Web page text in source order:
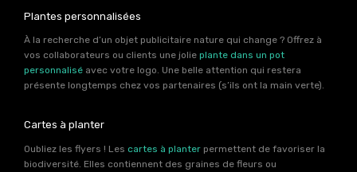
Plantes personnalisées
À la recherche d’un objet publicitaire nature qui change ? Offrez à
vos collaborateurs ou clients une jolie plante dans un pot
personnalisé avec votre logo. Une belle attention qui restera
présente longtemps chez vos partenaires (s’ils ont la main verte).
Cartes à planter
Oubliez les flyers ! Les cartes à planter permettent de favoriser la
biodiversité. Elles contiennent des graines de fleurs ou